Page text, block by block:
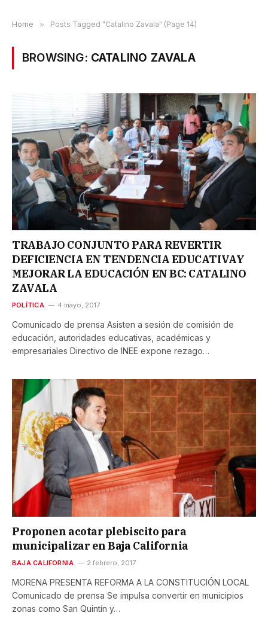
Home » Posts Tagged "Catalino Zavala" (Page 14)
BROWSING: CATALINO ZAVALA
TRABAJO CONJUNTO PARA REVERTIR
DEFICIENCIA EN TENDENCIA EDUCATIVAY
MEJORAR LA EDUCACIÓN EN BC: CATALINO
ZAVALA
POLÍTICA 4 mayo, 2017
Comunicado de prensa Asisten a sesión de comisión de
educación, autoridades educativas, académicas y
empresariales Directivo de INEE expone rezago…
Proponen acotar plebiscito para
municipalizar en Baja California
BAJA CALIFORNIA 2 febrero, 2017
MORENA PRESENTA REFORMA A LA CONSTITUCIÓN LOCAL
Comunicado de prensa Se impulsa convertir en municipios
zonas como San Quintín y…